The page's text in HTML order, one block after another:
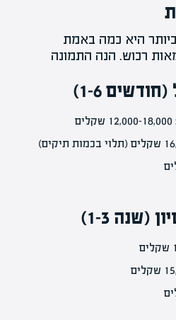
היא כמה באמת
רכוש. הנה התמונה
1-6)
(שנה 1-3)